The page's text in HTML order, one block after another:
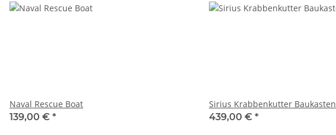
Naval Rescue Boat
139,00 € *
Sirius Krabbenkutter Baukasten
439,00 € *